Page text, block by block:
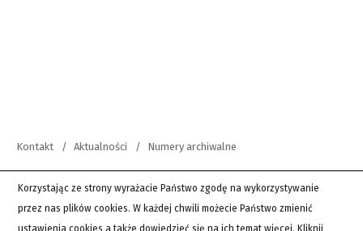
Kontakt Aktualności Numery archiwalne
copyright 2012-2026 Wszystkie prawa zastrzeżone | Teksty Drugie
PingSoft
Korzystając ze strony wyrażacie Państwo zgodę na wykorzystywanie
przez nas plików cookies. W każdej chwili możecie Państwo zmienić
ustawienia cookies a także dowiedzieć się na ich temat więcej. Kliknij